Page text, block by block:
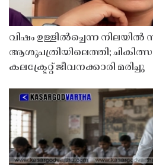
വിഷം ഉള്ളിൽച്ചെന്ന നിലയിൽ
ആശുപത്രിയിലെത്തി;
കലക്ട്രേറ്റ് ജീവനക്കാരി മരിച്ചു